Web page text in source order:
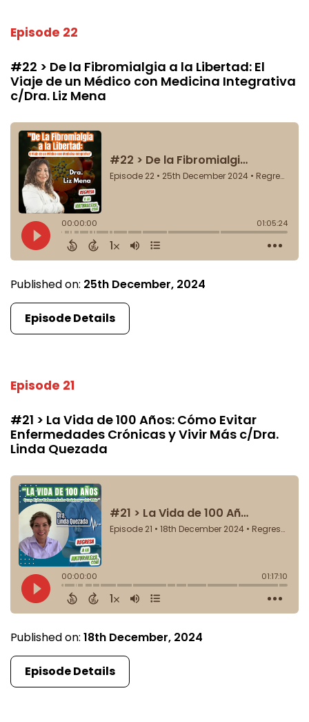
Episode 22
#22 > De la Fibromialgia a la Libertad: El
Viaje de un Médico con Medicina Integrativa
c/Dra. Liz Mena
Published on: 25th December, 2024
Episode Details
Episode 21
#21 > La Vida de 100 Años: Cómo Evitar
Enfermedades Crónicas y Vivir Más c/Dra.
Linda Quezada
Published on: 18th December, 2024
Episode Details